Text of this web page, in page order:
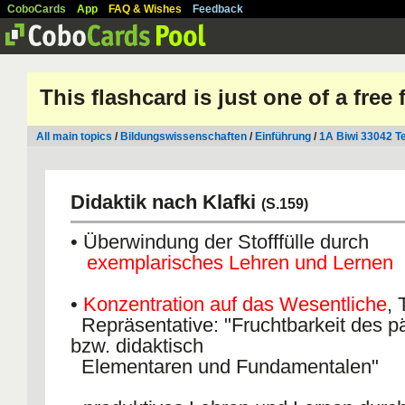
CoboCards App FAQ & Wishes Feedback
This flashcard is just one of a free
All main topics / Bildungswissenschaften / Einführung /1A Biwi 33042
Didaktik nach Klafki (S.159)
• Überwindung der Stofffülle durch
exemplarisches Lehren und Lernen
• Konzentration auf das Wesentliche,
Repräsentative: "Fruchtbarkeit des
bzw. didaktisch
Elementaren und Fundamentalen"